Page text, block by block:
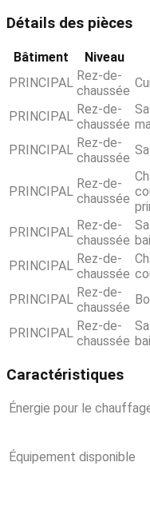
Détails des pièces
Bâtiment Niveau
PRINCIPAL Rez-de-
chaussée
PRINCIPAL Rez-de-
chaussée
PRINCIPAL Rez-de-
chaussée
PRINCIPAL
Rez-de-
chaussée
PRINCIPAL Rez-de-
chaussée
PRINCIPAL Rez-de-
chaussée
PRINCIPAL Rez-de-
chaussée
PRINCIPAL Rez-de-
chaussée
Caractéristiques
Énergie pour le
Équipement disponible